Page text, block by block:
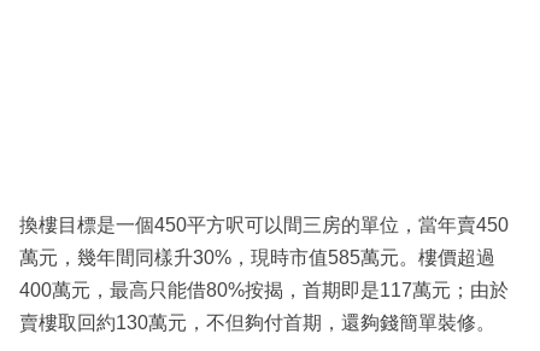
換樓目標是一個450平方呎可以間三房的單位，當年賣450
萬元，幾年間同樣升30%，現時市值585萬元。樓價超過
400萬元，最高只能借80%按揭，首期即是117萬元；由於
賣樓取回約130萬元，不但夠付首期，還夠錢簡單裝修。